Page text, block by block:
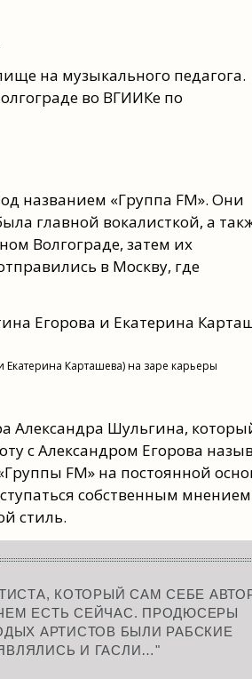
на музыкального педагога.
во ВГИИКе по
названием «Группа FM». Они
главной вокалисткой, а
Волгограде, затем их
в Москву, где
Карташева) на заре карьеры
Александра Шульгина,
с Александром Егорова
FM» на постоянной
собственным
стиль.
КОТОРЫЙ САМ СЕБЕ
ЕСТЬ СЕЙЧАС. ПРОДЮСЕРЫ
АРТИСТОВ БЫЛИ РАБСКИЕ
И ГАСЛИ…"